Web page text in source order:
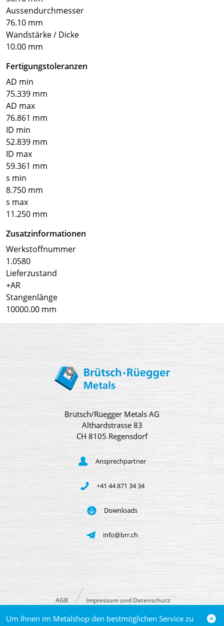
Um Ihnen im Metalshop den bestmöglichen Service zu
Aussendurchmesser
76.10 mm
Wandstärke / Dicke
10.00 mm
Fertigungstoleranzen
AD min
75.339 mm
AD max
76.861 mm
ID min
52.839 mm
ID max
59.361 mm
s min
8.750 mm
s max
11.250 mm
Zusatzinformationen
Werkstoffnummer
1.0580
Lieferzustand
+AR
Stangenlänge
10000.00 mm
Brütsch/Rüegger Metals AG
Althardstrasse 83
CH 8105 Regensdorf
Ansprechpartner
+41 44 871 34 34
Downloads
info@brr.ch
AGB Impressum und Datenschutz